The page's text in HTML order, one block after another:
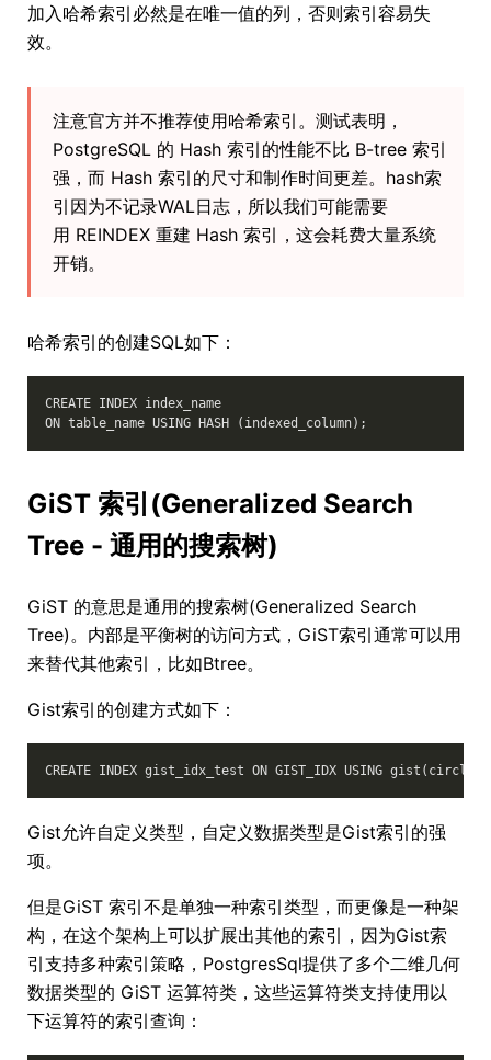
加入哈希索引必然是在唯一值的列，否则索引容易失
效。
注意官方并不推荐使用哈希索引。测试表明，
PostgreSQL 的 Hash 索引的性能不比 B-tree 索引
强，而 Hash 索引的尺寸和制作时间更差。hash索
引因为不记录WAL日志，所以我们可能需要
用 REINDEX 重建 Hash 索引，这会耗费大量系统
开销。
哈希索引的创建SQL如下：
CREATE INDEX index_name
GiST 索引(Generalized Search
Tree - 通用的搜索树)
GiST 的意思是通用的搜索树(Generalized Search
Tree)。内部是平衡树的访问方式，GiST索引通常可以用
来替代其他索引，比如Btree。
Gist索引的创建方式如下：
Gist允许自定义类型，自定义数据类型是Gist索引的强
项。
但是GiST 索引不是单独一种索引类型，而更像是一种架
构，在这个架构上可以扩展出其他的索引，因为Gist索
引支持多种索引策略，PostgresSql提供了多个二维几何
数据类型的 GiST 运算符类，这些运算符类支持使用以
下运算符的索引查询：